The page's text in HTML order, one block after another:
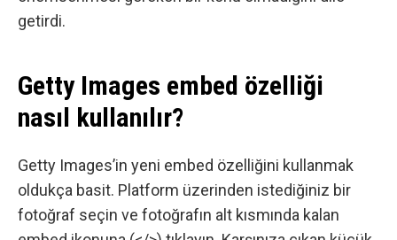
getirdi.
Getty Images embed özelliği
nasıl kullanılır?
Getty Images’in yeni embed özelliğini kullanmak
oldukça basit. Platform üzerinden istediğiniz bir
fotoğraf seçin ve fotoğrafın alt kısmında kalan